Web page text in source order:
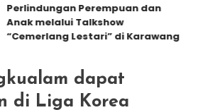
Perlindungan Perempuan dan
Anak melalui Talkshow
“Cemerlang Lestari” di Karawang
dapat
di Liga Korea